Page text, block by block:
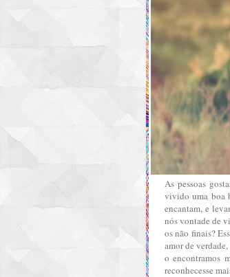
As pessoas
vivido uma boa
encantam, e
nós vontade de
os não finais?
amor de
o encontramos
reconhecesse